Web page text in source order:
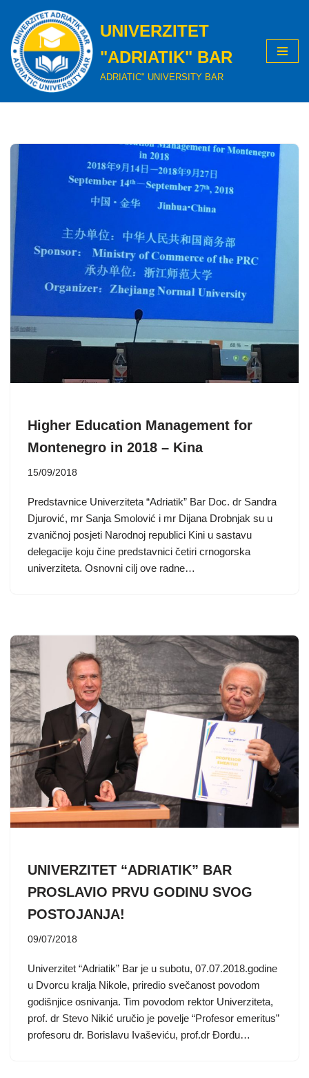
Skip
to
content
UNIVERZITET
"ADRIATIK" BAR
ADRIATIC" UNIVERSITY BAR
Higher Education Management for
Montenegro in 2018 – Kina
15/09/2018
Predstavnice Univerziteta “Adriatik” Bar Doc. dr Sandra
Djurović, mr Sanja Smolović i mr Dijana Drobnjak su u
zvaničnoj posjeti Narodnoj republici Kini u sastavu
delegacije koju čine predstavnici četiri crnogorska
univerziteta. Osnovni cilj ove radne…
UNIVERZITET “ADRIATIK” BAR
PROSLAVIO PRVU GODINU SVOG
POSTOJANJA!
09/07/2018
Univerzitet “Adriatik” Bar je u subotu, 07.07.2018.godine
u Dvorcu kralja Nikole, priredio svečanost povodom
godišnjice osnivanja. Tim povodom rektor Univerziteta,
prof. dr Stevo Nikić uručio je povelje “Profesor emeritus”
profesoru dr. Borislavu Ivaševiću, prof.dr Đorđu…